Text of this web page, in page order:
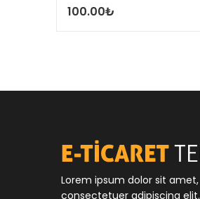
100.00₺
Lorem ipsum dolor sit amet,
consectetuer adipiscing elit.